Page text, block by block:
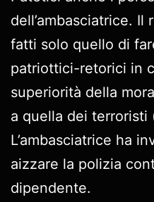
dell’ambasciatrice.
fatti solo quello di
patriottici-retorici in
superiorità della
a quella dei terroristi
L’ambasciatrice ha
aizzare la polizia
dipendente.